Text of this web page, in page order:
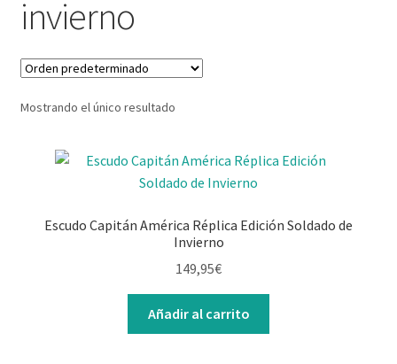
Secciones
Ofertas
Novedades
Lista de deseos
invierno
Mostrando el único resultado
Escudo Capitán América Réplica Edición Soldado de
Invierno
149,95€
Añadir al carrito